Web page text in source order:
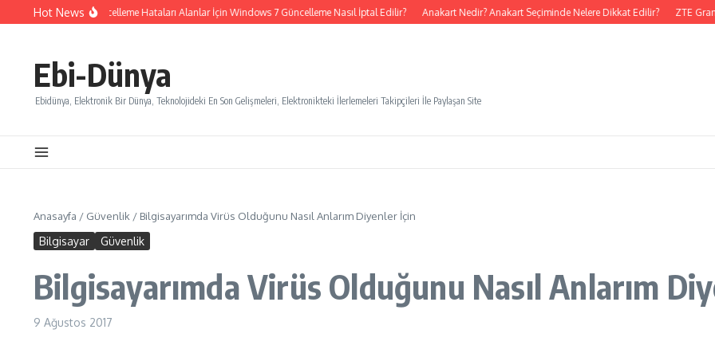
İçeriğe atlaHot News
Windows 7 Güncelleme Hataları Alanlar İçin Windows 7 Güncelleme Nasıl İptal Edilir? Anakart Nedir? Anakart Seçiminde Nelere Dikkat Edilir? ZTE
Ebi-Dünya
Ebidünya, Elektronik Bir Dünya, Teknolojideki En Son Gelişmeleri, Elektronikteki İlerlemeleri Takipçileri İle Paylaşan Site
Anasayfa / Güvenlik / Bilgisayarımda Virüs Olduğunu Nasıl Anlarım Diyenler İçin
Bilgisayar Güvenlik
Bilgisayarımda Virüs Olduğunu Nasıl Anlarım
9 Ağustos 2017